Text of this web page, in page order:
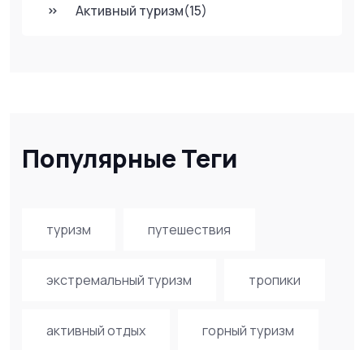
Активный туризм(15)
Популярные Теги
туризм путешествия
экстремальный туризм тропики
активный отдых горный туризм